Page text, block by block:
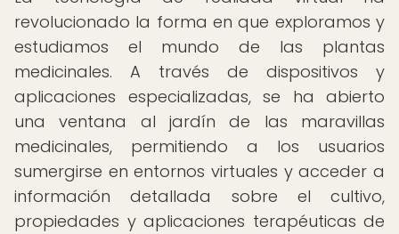
revolucionado la forma en que exploramos y
estudiamos el mundo de las plantas
medicinales. A través de dispositivos y
aplicaciones especializadas, se ha abierto
una ventana al jardín de las maravillas
medicinales, permitiendo a los usuarios
sumergirse en entornos virtuales y acceder a
información detallada sobre el cultivo,
propiedades y aplicaciones terapéuticas de